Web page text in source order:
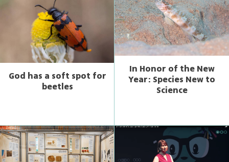
God has a soft spot for
beetles
In Honor of the New
Year: Species New to
Science